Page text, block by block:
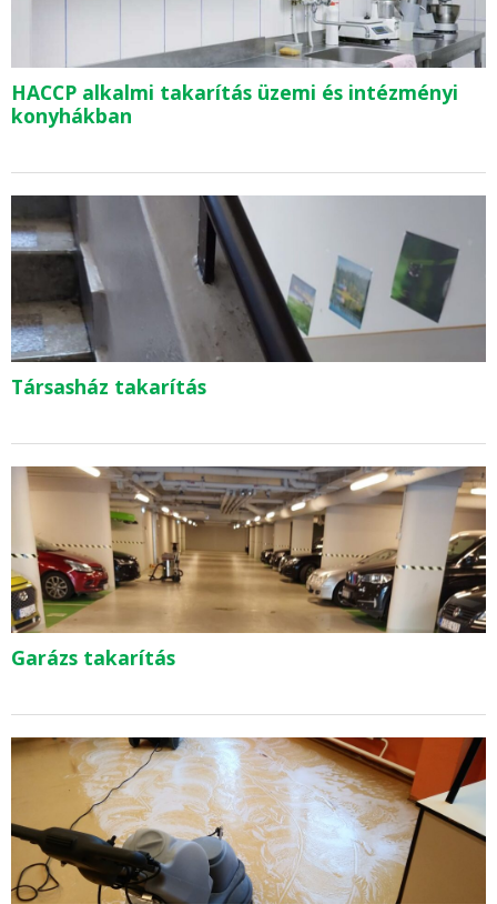
HACCP alkalmi takarítás üzemi és intézményi
konyhákban
Társasház takarítás
Garázs takarítás